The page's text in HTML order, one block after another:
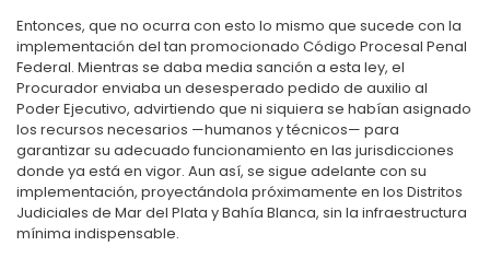
Entonces, que no ocurra con esto lo mismo que sucede con la
implementación del tan promocionado Código Procesal Penal
Federal. Mientras se daba media sanción a esta ley, el
Procurador enviaba un desesperado pedido de auxilio al
Poder Ejecutivo, advirtiendo que ni siquiera se habían asignado
los recursos necesarios —humanos y técnicos— para
garantizar su adecuado funcionamiento en las jurisdicciones
donde ya está en vigor. Aun así, se sigue adelante con su
implementación, proyectándola próximamente en los Distritos
Judiciales de Mar del Plata y Bahía Blanca, sin la infraestructura
mínima indispensable.